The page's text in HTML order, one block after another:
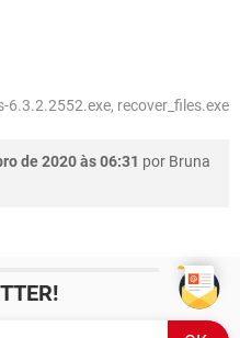
6.3.2.2552.exe, recover_files.exe
de 2020 às 06:31 por Bruna